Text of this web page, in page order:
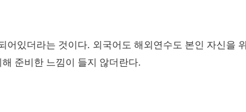
어있더라는 것이다. 외국어도 해외연수도 본인 자신을
준비한 느낌이 들지 않더란다.